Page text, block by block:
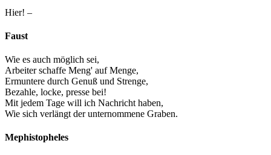
Hier! –
Faust
Wie es auch möglich sei,
Arbeiter schaffe Meng' auf Menge,
Ermuntere durch Genuß und Strenge,
Bezahle, locke, presse bei!
Mit jedem Tage will ich Nachricht haben,
Wie sich verlängt der unternommene Graben.
Mephistopheles